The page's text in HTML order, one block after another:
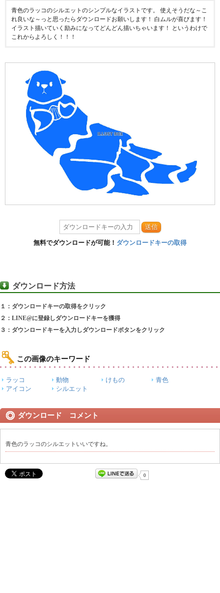
青色のラッコのシルエットのシンプルなイラストです。 使えそうだな～こ
れ良いな～っと思ったらダウンロードお願いします！ 白ムルが喜びます！
イラスト描いていく励みになってどんどん描いちゃいます！ というわけで
これからよろしく！！！
送信
無料でダウンロードが可能！ ダウンロードキーの取得
ダウンロード方法
１：ダウンロードキーの取得をクリック
２：LINE@に登録しダウンロードキーを獲得
３：ダウンロードキーを入力しダウンロードボタンをクリック
この画像のキーワード
ラッコ 動物 けもの
青色
アイコン
シルエット
ダウンロード コメント
青色のラッコのシルエットいいですね。
0